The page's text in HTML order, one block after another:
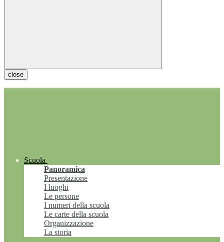
close
Scuola
Panoramica
Presentazione
I luoghi
Le persone
I numeri della scuola
Le carte della scuola
Organizzazione
La storia